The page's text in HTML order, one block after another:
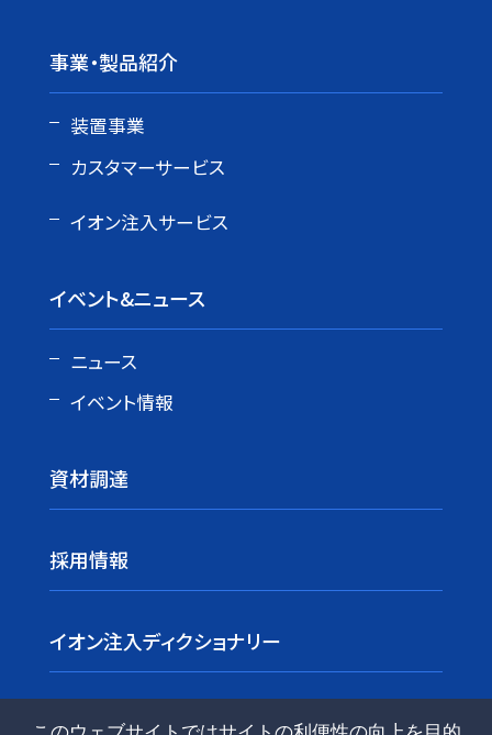
事業・製品紹介
装置事業
カスタマーサービス
イオン注入サービス
イベント&ニュース
ニュース
イベント情報
資材調達
採用情報
イオン注入ディクショナリー